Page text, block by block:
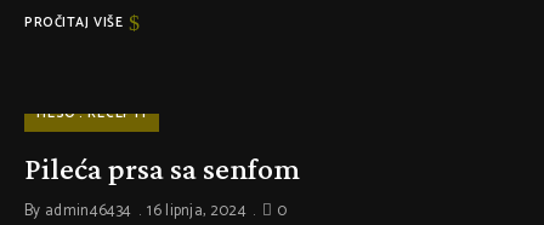
PROČITAJ VIŠE
MESO RECEPTI
Pileća prsa sa senfom
By admin46434 16 lipnja, 2024 0